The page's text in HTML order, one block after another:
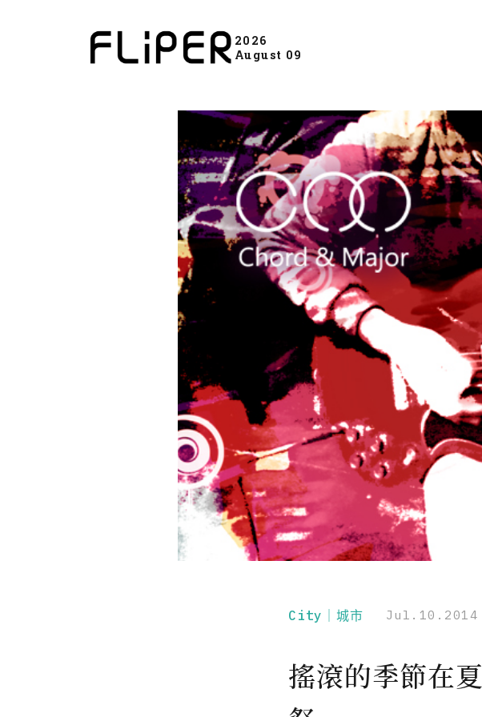
2026
August 09
City｜城市 Jul.10.2014
搖滾的季節在